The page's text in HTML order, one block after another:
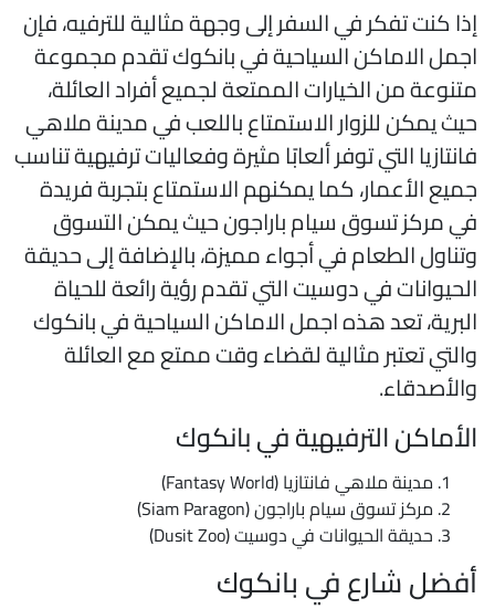
كنت تفكر في السفر إلى وجهة مثالية للترفيه، فإن
الاماكن السياحية في بانكوك تقدم مجموعة
من الخيارات الممتعة لجميع أفراد العائلة،
يمكن للزوار الاستمتاع باللعب في مدينة ملاهي
التي توفر ألعابًا مثيرة وفعاليات ترفيهية تناسب
الأعمار، كما يمكنهم الاستمتاع بتجربة فريدة
مركز تسوق سيام باراجون حيث يمكن التسوق
الطعام في أجواء مميزة، بالإضافة إلى حديقة
في دوسيت التي تقدم رؤية رائعة للحياة
تعد هذه اجمل الاماكن السياحية في بانكوك
تعتبر مثالية لقضاء وقت ممتع مع العائلة
الترفيهية في بانكوك
مدينة ملاهي فانتازيا (Fantasy World)
مركز تسوق سيام باراجون (Siam Paragon)
حديقة الحيوانات في دوسيت (Dusit Zoo)
شارع في بانكوك